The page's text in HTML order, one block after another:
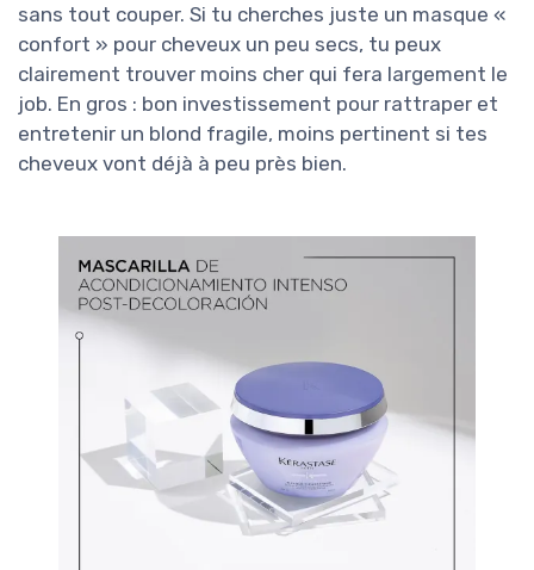
sans tout couper. Si tu cherches juste un masque «
confort » pour cheveux un peu secs, tu peux
clairement trouver moins cher qui fera largement le
job. En gros : bon investissement pour rattraper et
entretenir un blond fragile, moins pertinent si tes
cheveux vont déjà à peu près bien.